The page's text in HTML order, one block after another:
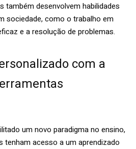
também desenvolvem habilidades
sociedade, como o trabalho em
e a resolução de problemas.
com a
um novo paradigma no ensino,
tenham acesso a um aprendizado